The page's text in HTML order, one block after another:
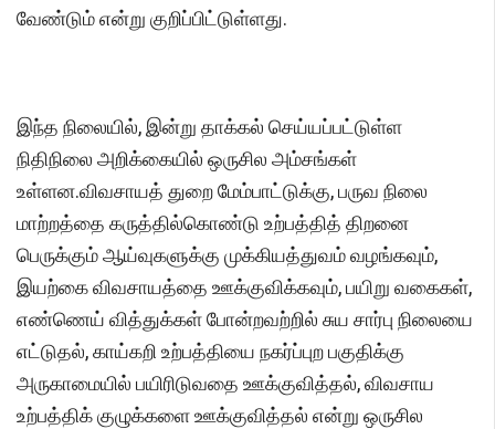
வேண்டும் என்று குறிப்பிட்டுள்ளது.
இந்த நிலையில், இன்று தாக்கல் செய்யப்பட்டுள்ள
நிதிநிலை அறிக்கையில் ஒருசில அம்சங்கள்
உள்ளன.விவசாயத் துறை மேம்பாட்டுக்கு, பருவ நிலை
மாற்றத்தை கருத்தில்கொண்டு உற்பத்தித் திறனை
பெருக்கும் ஆய்வுகளுக்கு முக்கியத்துவம் வழங்கவும்,
இயற்கை விவசாயத்தை ஊக்குவிக்கவும், பயிறு வகைகள்,
எண்ணெய் வித்துக்கள் போன்றவற்றில் சுய சார்பு நிலையை
எட்டுதல், காய்கறி உற்பத்தியை நகர்ப்புற பகுதிக்கு
அருகாமையில் பயிரிடுவதை ஊக்குவித்தல், விவசாய
உற்பத்திக் குழுக்களை ஊக்குவித்தல் என்று ஒருசில